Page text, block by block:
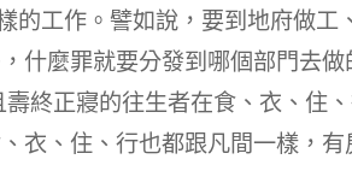
的工作。譬如說，要到地府做工
什麼罪就要分發到哪個部門去做
終正寢的往生者在食、衣、住
衣、住、行也都跟凡間一樣，